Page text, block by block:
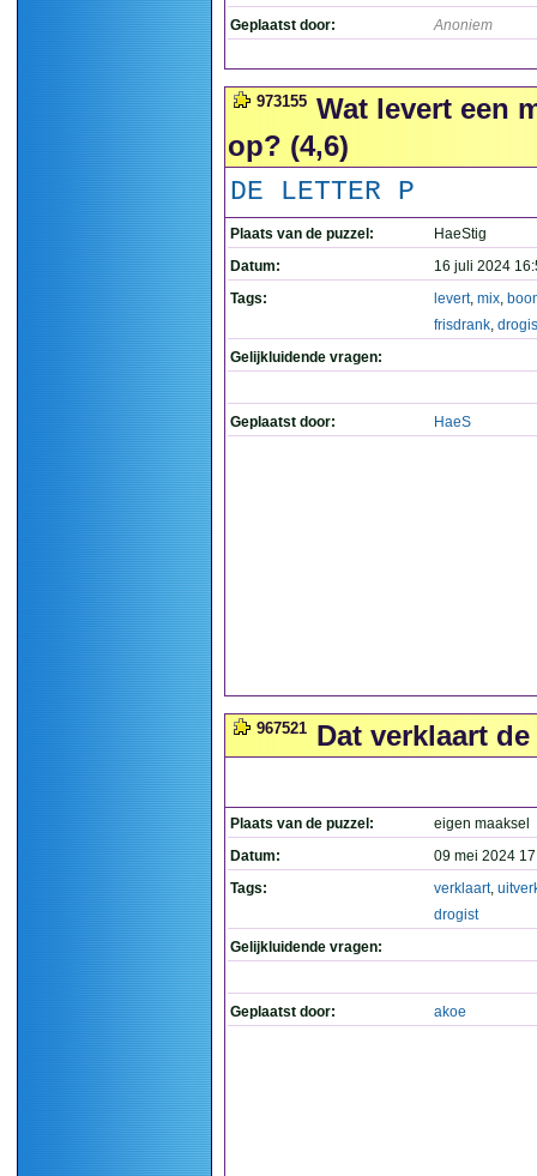
Geplaatst door: Anoniem
973155 Wat levert een
op? (4,6)
DE LETTER P
Plaats van de puzzel:
HaeStig
Datum:
16 juli 2024
Tags:
levert, mix,
frisdrank,
Gelijkluidende vragen:
Geplaatst door: HaeS
967521 Dat verklaart
Plaats van de puzzel:
eigen maaksel
Datum:
09 mei 2024
Tags:
verklaart,
drogist
Gelijkluidende vragen:
Geplaatst door: akoe